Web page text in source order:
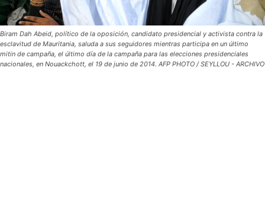
Biram Dah Abeid, político de la oposición, candidato presidencial y activista contra la
esclavitud de Mauritania, saluda a sus seguidores mientras participa en un último
mitin de campaña, el último día de la campaña para las elecciones presidenciales
nacionales, en Nouackchott, el 19 de junio de 2014. AFP PHOTO / SEYLLOU - ARCHIVO